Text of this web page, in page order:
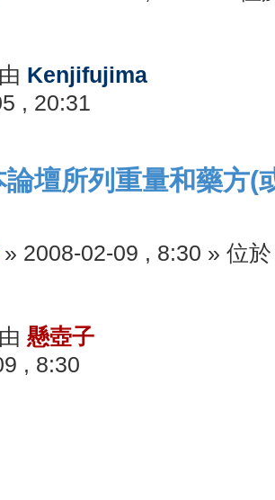
由 Kenjifujima
, 20:31
壇所列重量和藥方(
» 2008-02-09 , 8:30 » 位
由 懸壺子
, 8:30